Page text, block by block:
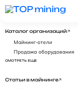
Каталог организаций
Майнинг-отели
Продажа оборудования
СМОТРЕТЬ ЕЩЕ
Статьи в майнинге